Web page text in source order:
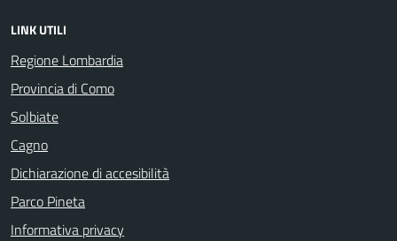
LINK UTILI
Regione Lombardia
Provincia di Como
Solbiate
Cagno
Dichiarazione di accesibilità
Parco Pineta
Informativa privacy